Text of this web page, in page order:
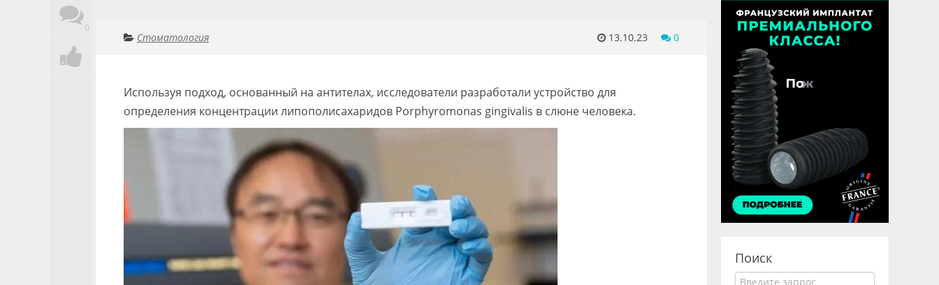
0
Стоматология 13.10.23 0
Используя подход, основанный на антителах, исследователи разработали устройство для
определения концентрации липополисахаридов Porphyromonas gingivalis в слюне человека.
Поиск